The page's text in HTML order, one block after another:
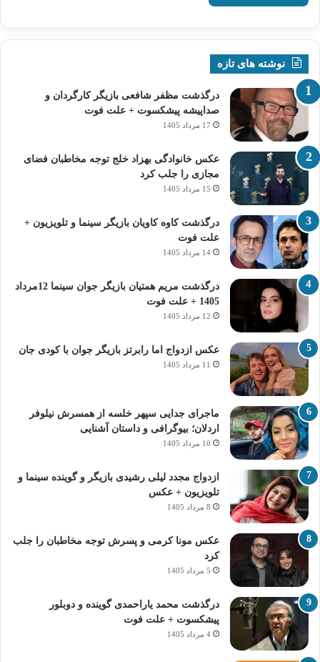
نوشته های تازه
درگذشت مظفر شافعی بازیگر کارگردان و
صداپیشه پیشکسوت + علت فوت
17 مرداد 1405
عکس خانوادگی بهزاد خلج توجه مخاطبان فضای
مجازی را جلب کرد
15 مرداد 1405
درگذشت کاوه کاویان بازیگر سینما و تلویزیون +
علت فوت
14 مرداد 1405
درگذشت مریم همتیان بازیگر جوان سینما 12مرداد
1405 + علت فوت
12 مرداد 1405
عکس ازدواج اما رابرتز بازیگر جوان با کودی جان
11 مرداد 1405
ماجرای جدایی سپهر خلسه از همسرش نیلوفر
اردلان؛ بیوگرافی و داستان آشنایی
10 مرداد 1405
ازدواج مجدد لیلی رشیدی بازیگر و گوینده سینما و
تلویزیون + عکس
8 مرداد 1405
عکس مونا کرمی و پسرش توجه مخاطبان را جلب
کرد
5 مرداد 1405
درگذشت محمد یاراحمدی گوینده و دوبلور
پیشکسوت + علت فوت
4 مرداد 1405